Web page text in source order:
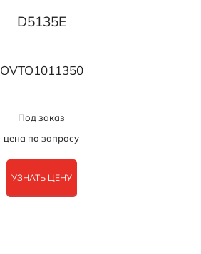
D5135E
OVTO1011350
Под заказ
цена по запросу
УЗНАТЬ ЦЕНУ